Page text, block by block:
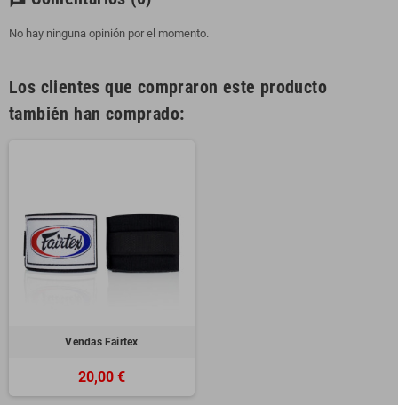
No hay ninguna opinión por el momento.
Los clientes que compraron este producto
también han comprado:
Vendas Fairtex
20,00 €